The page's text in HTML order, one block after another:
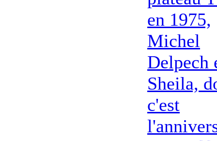
en 1975,
Michel
Delpech
Sheila,
c'est